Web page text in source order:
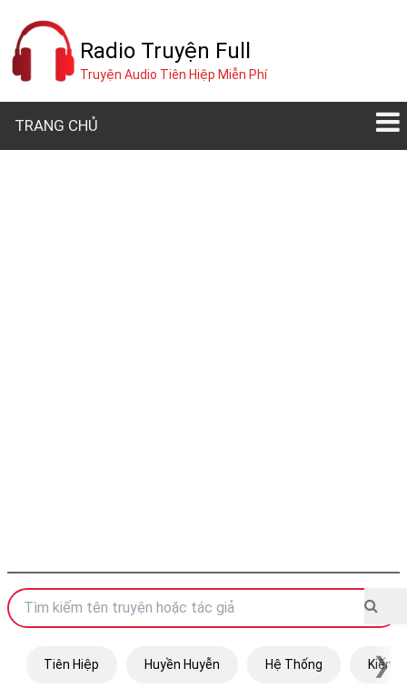
Radio Truyện Full
Truyện Audio Tiên Hiệp Miễn Phí
TRANG CHỦ
Tiên Hiệp Huyền Huyễn Hệ Thống Kiếm
❯